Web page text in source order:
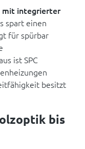
mit integrierter
spart einen
für spürbar
ist SPC
besitzt
bis